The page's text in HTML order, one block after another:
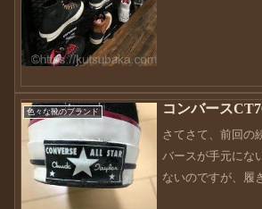
色々な靴のブランド コンバース
さてさて、前回の
バースが手元にな
ないのですが、履